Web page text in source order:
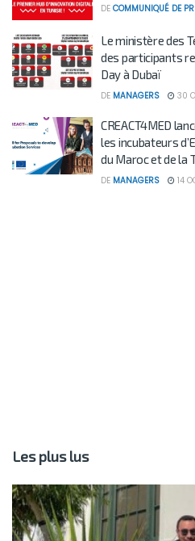
DE COMMUNIQUÉ DE
Le ministère des
des participants
Day à Dubaï
DE MANAGERS 30
CREACT4MED
les incubateurs
du Maroc et de la
DE MANAGERS 14
Les plus lus